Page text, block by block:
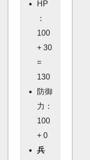
HP
：
100
+ 30
=
130
防御
力：
100
+ 0
兵